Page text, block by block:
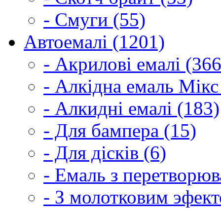
- Смуги (55)
Автоемалі (1201)
- Акрилові емалі
- Алкідна емаль
- Алкидні емалі (183)
- Для бампера (15)
- Для дісків (6)
- Емаль з
- З молотковим